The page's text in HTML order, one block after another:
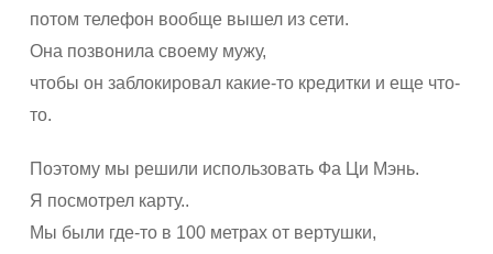
потом телефон вообще вышел из сети.
Она позвонила своему мужу,
чтобы он заблокировал какие-то кредитки и еще что-
то.
Поэтому мы решили использовать Фа Ци Мэнь.
Я посмотрел карту..
Мы были где-то в 100 метрах от вертушки,